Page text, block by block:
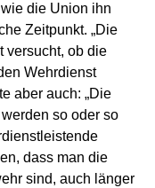
die Union ihn
Zeitpunkt. „Die
versucht, ob die
Wehrdienst
aber auch: „Die
so oder so
dass man die
sind, auch länger